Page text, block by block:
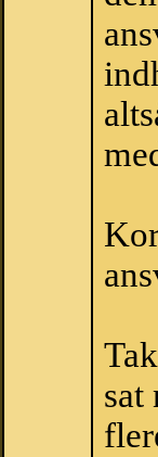
sat